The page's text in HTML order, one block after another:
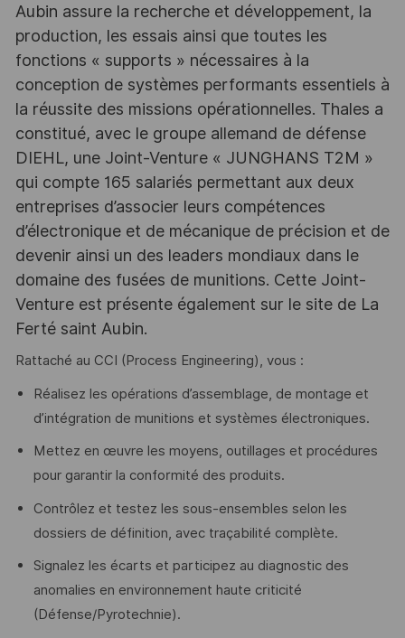
Aubin assure la recherche et développement, la
production, les essais ainsi que toutes les
fonctions « supports » nécessaires à la
conception de systèmes performants essentiels à
la réussite des missions opérationnelles. Thales a
constitué, avec le groupe allemand de défense
DIEHL, une Joint-Venture « JUNGHANS T2M »
qui compte 165 salariés permettant aux deux
entreprises d’associer leurs compétences
d’électronique et de mécanique de précision et de
devenir ainsi un des leaders mondiaux dans le
domaine des fusées de munitions. Cette Joint-
Venture est présente également sur le site de La
Ferté saint Aubin.
Rattaché au CCI (Process Engineering), vous :
Réalisez les opérations d’assemblage, de montage et
d’intégration de munitions et systèmes électroniques.
Mettez en œuvre les moyens, outillages et procédures
pour garantir la conformité des produits.
Contrôlez et testez les sous-ensembles selon les
dossiers de définition, avec traçabilité complète.
Signalez les écarts et participez au diagnostic des
anomalies en environnement haute criticité
(Défense/Pyrotechnie).